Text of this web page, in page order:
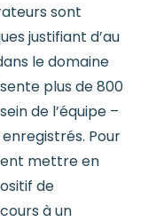
sont
justifiant d’au
le domaine
plus de 800
de l’équipe –
Pour
mettre en
de
à un